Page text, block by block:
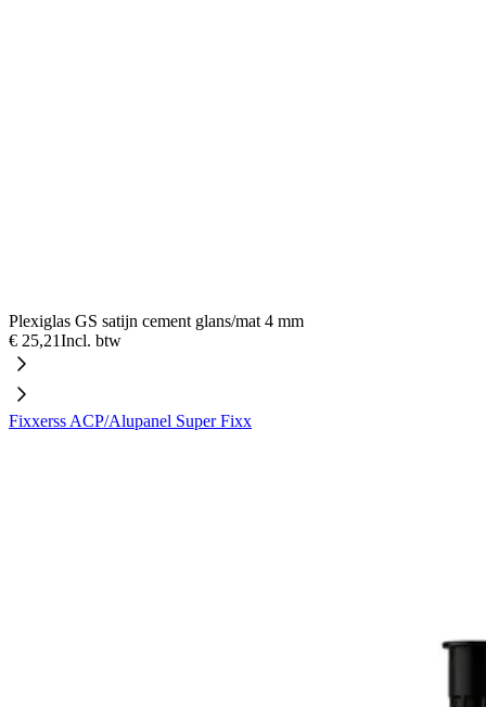
Plexiglas GS satijn cement glans/mat 4 mm
€ 25,21Incl. btw
Fixxerss ACP/Alupanel Super Fixx